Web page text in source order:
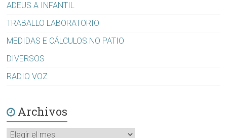
ADEUS A INFANTIL
TRABALLO LABORATORIO
MEDIDAS E CÁLCULOS NO PATIO
DIVERSOS
RADIO VOZ
Archivos
Archivos